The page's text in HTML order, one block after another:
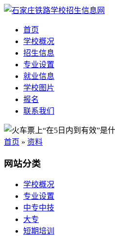
首页
学校概况
招生信息
专业设置
就业信息
学校图片
报名
联系我们
首页 » 资料
网站分类
学校概况
专业设置
中专中技
大专
短期培训